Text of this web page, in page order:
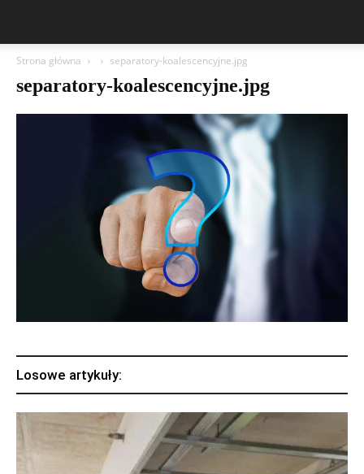
Strona główna separatory-koalescencyjne.jpg
separatory-koalescencyjne.jpg
Losowe artykuły: